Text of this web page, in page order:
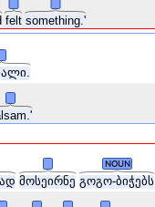
felt something.'
მოსეირნე გოგო-
NOUN